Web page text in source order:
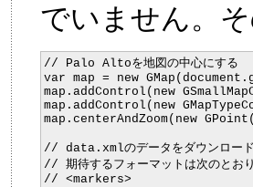
でいません。
// Palo Altoを地図の中心にする
var map = new
map.addControl(new
map.addControl(new
map.centerAndZoom(new
// data.xmlのデータをダウンロード
// 期待するフォーマットは次のとお
// <markers>